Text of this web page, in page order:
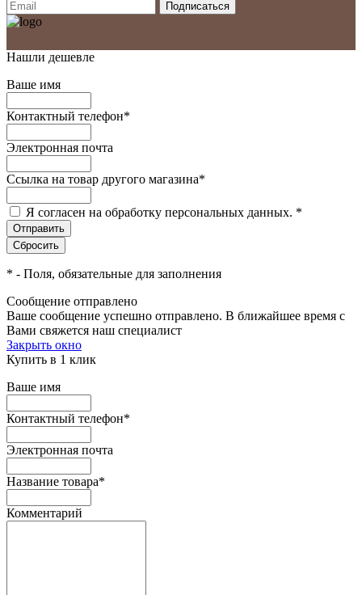
Нашли дешевле
Ваше имя
Контактный телефон*
Электронная почта
Ссылка на товар другого магазина*
Я согласен на обработку персональных данных. *
* - Поля, обязательные для заполнения
Сообщение отправлено
Ваше сообщение успешно отправлено. В ближайшее время с
Вами свяжется наш специалист
Закрыть окно
Купить в 1 клик
Ваше имя
Контактный телефон*
Электронная почта
Название товара*
Комментарий